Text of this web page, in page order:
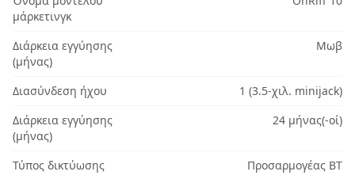
μάρκετινγκ
Διάρκεια εγγύησης
(μήνας)
Μωβ
Διασύνδεση ήχου
1 (3.5-χιλ. minijack)
Διάρκεια εγγύησης
(μήνας)
24 μήνας(-οί)
Τύπος δικτύωσης
Προσαρμογέας BT